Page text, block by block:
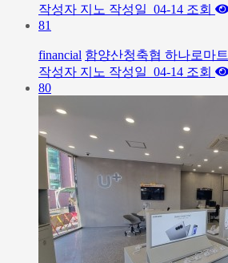
작성자 지노 작성일 04-14 조회
81
financial 함양산청축협 하나로마트
작성자 지노 작성일 04-14 조회
80